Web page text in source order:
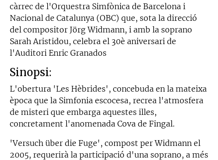
càrrec de l'Orquestra Simfònica de Barcelona i
Nacional de Catalunya (OBC) que, sota la direcció
del compositor Jörg Widmann, i amb la soprano
Sarah Aristidou, celebra el 30è aniversari de
l'Auditori Enric Granados
Sinopsi:
L'obertura 'Les Hèbrides', concebuda en la mateixa
època que la Simfonia escocesa, recrea l'atmosfera
de misteri que embarga aquestes illes,
concretament l'anomenada Cova de Fingal.
'Versuch über die Fuge', compost per Widmann el
2005, requerirà la participació d'una soprano, a més